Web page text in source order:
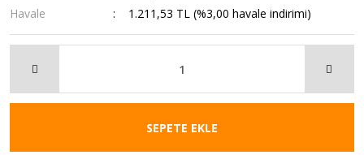
Havale
1.211,53 TL (%3,00 havale indirimi)
SEPETE EKLE